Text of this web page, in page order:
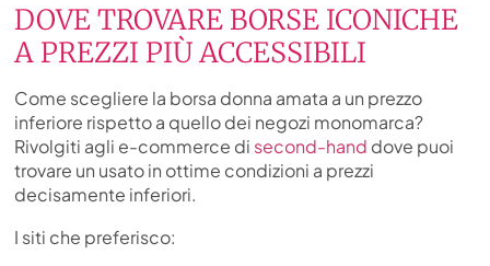
DOVE TROVARE BORSE ICONICHE
A PREZZI PIÙ ACCESSIBILI
Come scegliere la borsa donna amata a un prezzo
inferiore rispetto a quello dei negozi monomarca?
Rivolgiti agli e-commerce di second-hand dove puoi
trovare un usato in ottime condizioni a prezzi
decisamente inferiori.
I siti che preferisco: